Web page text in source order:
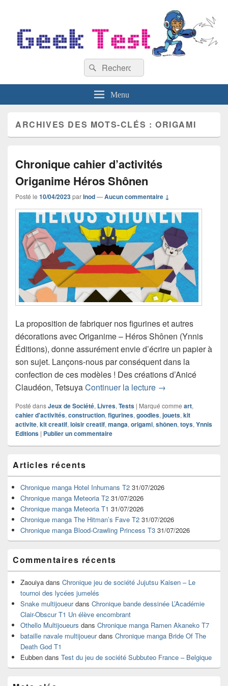
Recherche :
Rechercher
Menu
ARCHIVES DES MOTS-CLÉS :ORIGAMI
Chronique cahier d’activités
Origanime Héros Shônen
Posté le 10/04/2023parInod—Aucun commentaire ↓
La proposition de fabriquer nos figurines et autres
décorations avec Origanime – Héros Shônen (Ynnis
Éditions), donne assurément envie d’écrire un papier à
son sujet. Lançons-nous par conséquent dans la
confection de ces modèles ! Des créations d’Anicé
Claudéon, TetsuyaContinuer la lecture Chronique cahier
→
Posté dansJeux de Société, Livres, Tests | Marqué comme art,
cahier d'activités, construction, figurines, goodies, jouets, kit
activite, kit creatif, loisir creatif, manga, origami, shônen, toys, Ynnis
Editions | Publier un commentaire
principale
de
widget
pour
barre
latérale
Articles récents
Chronique manga Hotel Inhumans T2 31/07/2026
Chronique manga Meteoria T2 31/07/2026
Chronique manga Meteoria T1 31/07/2026
Chronique manga The Hitman’s Fave T2 31/07/2026
Chronique manga Blood-Crawling Princess T3 31/07/2026
Commentaires récents
Zaouiya dans Chronique jeu de société Jujutsu Kaisen – Le
tournoi des lycées jumelés
Snake multijoueurdans Chronique bande dessinée L’Académie
Clair-Obscur T1 Un élève encombrant
Othello Multijoueurs dans Chronique manga Ramen Akaneko T7
bataille navale multijoueurdans Chronique manga Bride Of The
Death God T1
Eubben dans Test du jeu de société Subbuteo France – Belgique